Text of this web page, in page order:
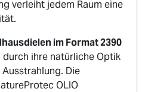
verleiht jedem Raum eine
im Format 2390
durch ihre natürliche Optik
Die
OLIO